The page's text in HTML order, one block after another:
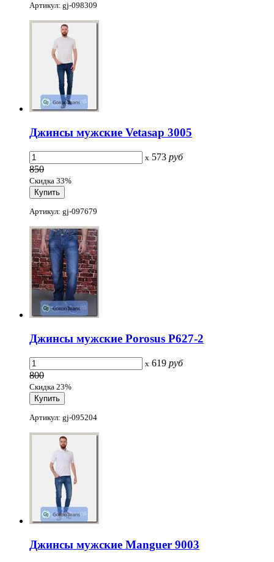
Артикул: gj-098309
Джинсы мужские Vetasap 3005
x 573 руб
850
Скидка 33%
Артикул: gj-097679
Джинсы мужские Porosus P627-2
x 619 руб
800
Скидка 23%
Артикул: gj-095204
Джинсы мужские Manguer 9003